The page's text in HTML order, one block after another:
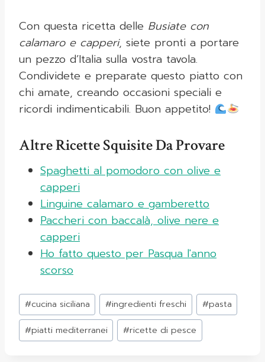
Con questa ricetta delle Busiate con
calamaro e capperi, siete pronti a portare
un pezzo d’Italia sulla vostra tavola.
Condividete e preparate questo piatto con
chi amate, creando occasioni speciali e
ricordi indimenticabili. Buon appetito!
Altre Ricette Squisite Da Provare
Spaghetti al pomodoro con olive e
capperi
Linguine calamaro e gamberetto
Paccheri con baccalà, olive nere e
capperi
Ho fatto questo per Pasqua l'anno
scorso
Tag
articolo:
#cucina siciliana #ingredienti freschi #pasta
#piatti mediterranei #ricette di pesce